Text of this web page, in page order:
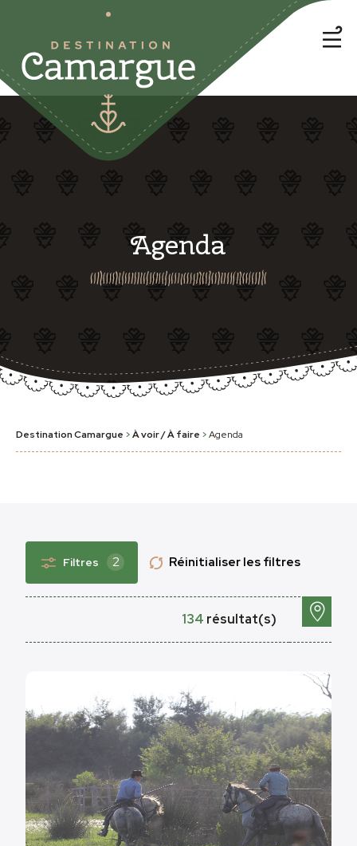
Agenda
Destination Camargue >À voir / À faire >Agenda
Filtres 2 Réinitialiser les filtres
134 résultat(s)